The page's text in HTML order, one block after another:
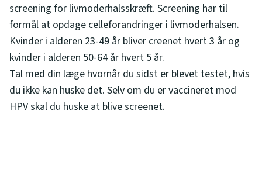
screening for livmoderhalsskræft. Screening har til
formål at opdage celleforandringer i livmoderhalsen.
Kvinder i alderen 23-49 år bliver creenet hvert 3 år og
kvinder i alderen 50-64 år hvert 5 år.
Tal med din læge hvornår du sidst er blevet testet, hvis
du ikke kan huske det. Selv om du er vaccineret mod
HPV skal du huske at blive screenet.